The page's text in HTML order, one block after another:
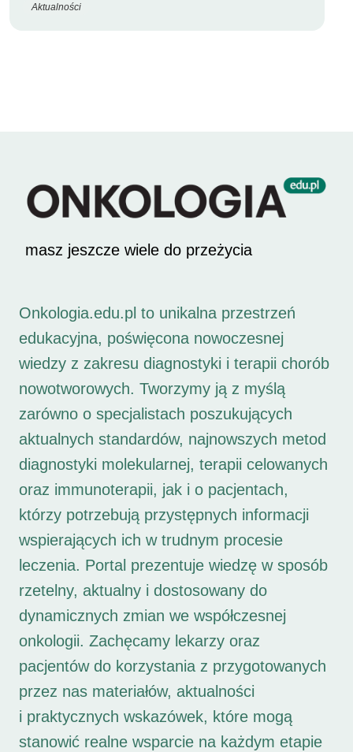
Aktualności
masz jeszcze wiele do przeżycia
Onkologia.edu.pl to unikalna przestrzeń
edukacyjna, poświęcona nowoczesnej
wiedzy z zakresu diagnostyki i terapii chorób
nowotworowych. Tworzymy ją z myślą
zarówno o specjalistach poszukujących
aktualnych standardów, najnowszych metod
diagnostyki molekularnej, terapii celowanych
oraz immunoterapii, jak i o pacjentach,
którzy potrzebują przystępnych informacji
wspierających ich w trudnym procesie
leczenia. Portal prezentuje wiedzę w sposób
rzetelny, aktualny i dostosowany do
dynamicznych zmian we współczesnej
onkologii. Zachęcamy lekarzy oraz
pacjentów do korzystania z przygotowanych
przez nas materiałów, aktualności
i praktycznych wskazówek, które mogą
stanowić realne wsparcie na każdym etapie